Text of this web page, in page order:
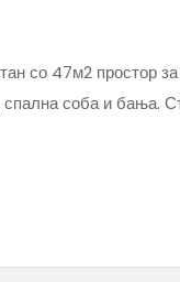
со 47м2 простор
соба и бања.